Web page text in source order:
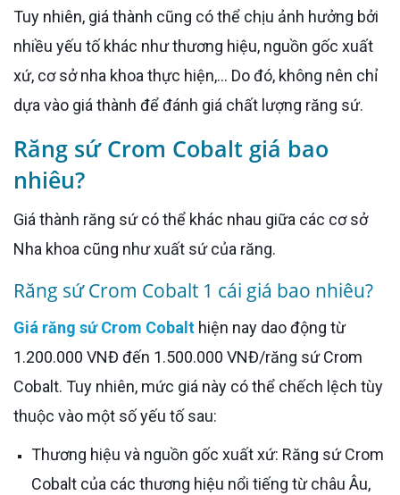
Tuy nhiên, giá thành cũng có thể chịu ảnh hưởng bởi
nhiều yếu tố khác như thương hiệu, nguồn gốc xuất
xứ, cơ sở nha khoa thực hiện,... Do đó, không nên chỉ
dựa vào giá thành để đánh giá chất lượng răng sứ.
Răng sứ Crom Cobalt giá bao
nhiêu?
Giá thành răng sứ có thể khác nhau giữa các cơ sở
Nha khoa cũng như xuất sứ của răng.
Răng sứ Crom Cobalt 1 cái giá bao nhiêu?
Giá răng sứ Crom Cobalt hiện nay dao động từ
1.200.000 VNĐ đến 1.500.000 VNĐ/răng sứ Crom
Cobalt. Tuy nhiên, mức giá này có thể chếch lệch tùy
thuộc vào một số yếu tố sau:
Thương hiệu và nguồn gốc xuất xứ: Răng sứ Crom
Cobalt của các thương hiệu nổi tiếng từ châu Âu,